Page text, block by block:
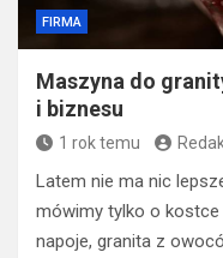
FIRMA
​Maszyna do
i biznesu
1 rok temu
Latem nie ma nic
mówimy tylko o kostce
napoje, granita z